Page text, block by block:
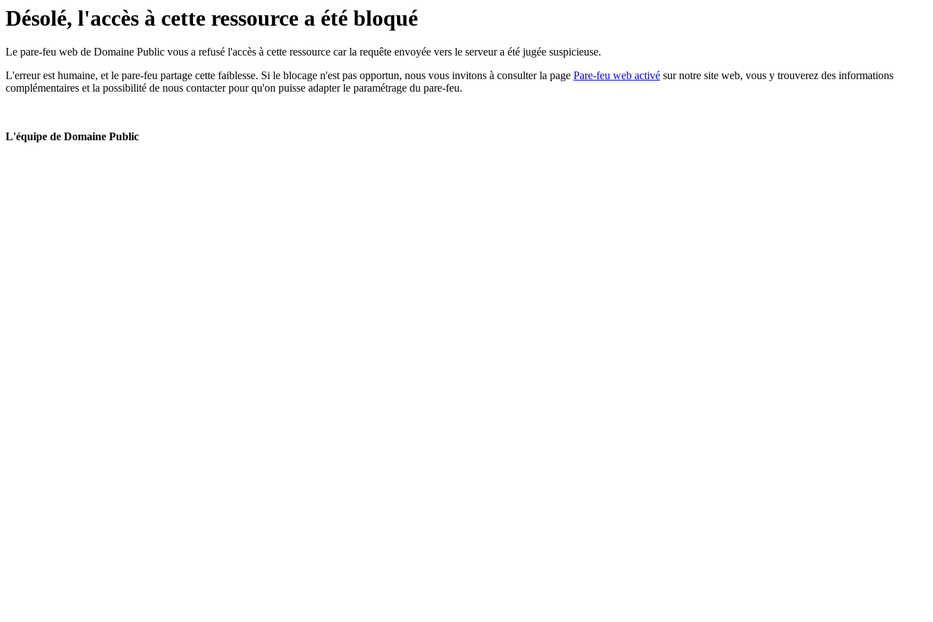
Désolé, l'accès à cette ressource a été bloqué
Le pare-feu web de Domaine Public vous a refusé l'accès à cette ressource car la requête envoyée vers le serveur a été jugée suspicieuse.
L'erreur est humaine, et le pare-feu partage cette faiblesse. Si le blocage n'est pas opportun, nous vous invitons à consulter la page Pare-feu web activé sur notre site web, vous y trouverez des informations
complémentaires et la possibilité de nous contacter pour qu'on puisse adapter le paramétrage du pare-feu.
L'équipe de Domaine Public